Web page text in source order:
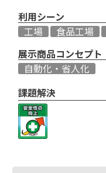
利用シーン
工場
食品工場
展示商品コンセプト
自動化・省人化
課題解決